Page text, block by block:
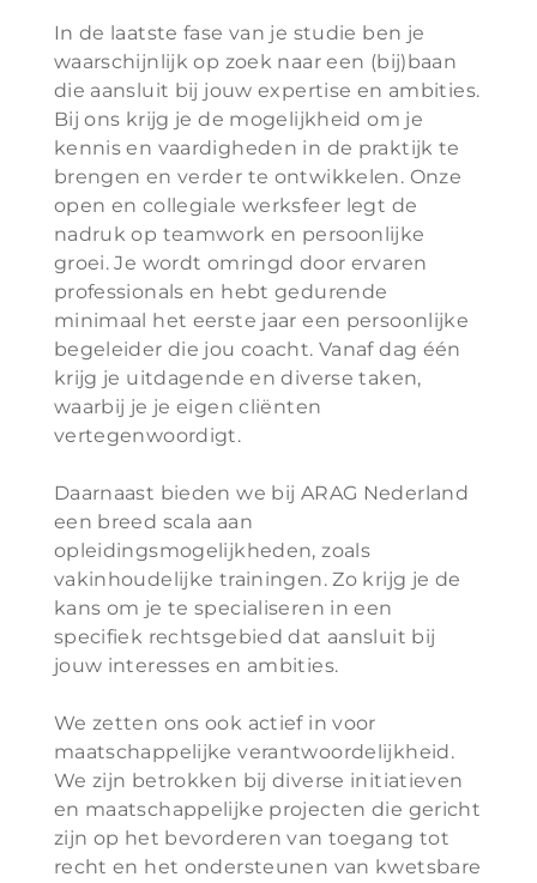
In de laatste fase van je studie ben je
waarschijnlijk op zoek naar een (bij)baan
die aansluit bij jouw expertise en ambities.
Bij ons krijg je de mogelijkheid om je
kennis en vaardigheden in de praktijk te
brengen en verder te ontwikkelen. Onze
open en collegiale werksfeer legt de
nadruk op teamwork en persoonlijke
groei. Je wordt omringd door ervaren
professionals en hebt gedurende
minimaal het eerste jaar een persoonlijke
begeleider die jou coacht. Vanaf dag één
krijg je uitdagende en diverse taken,
waarbij je je eigen cliënten
vertegenwoordigt.
Daarnaast bieden we bij ARAG Nederland
een breed scala aan
opleidingsmogelijkheden, zoals
vakinhoudelijke trainingen. Zo krijg je de
kans om je te specialiseren in een
specifiek rechtsgebied dat aansluit bij
jouw interesses en ambities.
We zetten ons ook actief in voor
maatschappelijke verantwoordelijkheid.
We zijn betrokken bij diverse initiatieven
en maatschappelijke projecten die gericht
zijn op het bevorderen van toegang tot
recht en het ondersteunen van kwetsbare